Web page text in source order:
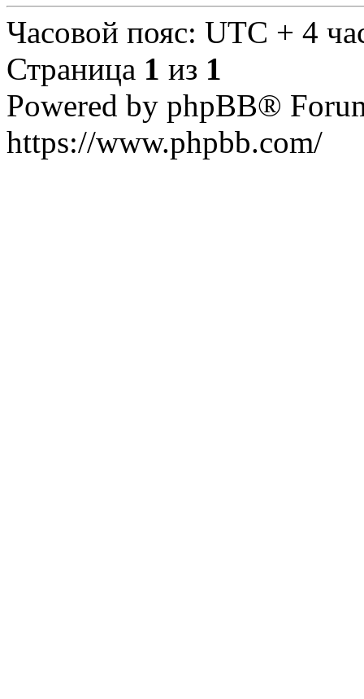
Часовой пояс: UTC + 4
Страница 1 из 1
Powered by phpBB®
https://www.phpbb.com/